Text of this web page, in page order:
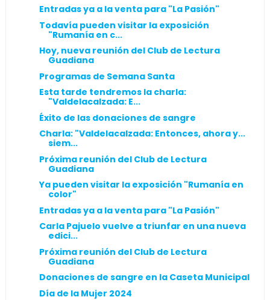
Entradas ya a la venta para "La Pasión"
Todavía pueden visitar la exposición
"Rumanía en c...
Hoy, nueva reunión del Club de Lectura
Guadiana
Programas de Semana Santa
Esta tarde tendremos la charla:
"Valdelacalzada: E...
Éxito de las donaciones de sangre
Charla: "Valdelacalzada: Entonces, ahora y...
siem...
Próxima reunión del Club de Lectura
Guadiana
Ya pueden visitar la exposición "Rumanía en
color"
Entradas ya a la venta para "La Pasión"
Carla Pajuelo vuelve a triunfar en una nueva
edici...
Próxima reunión del Club de Lectura
Guadiana
Donaciones de sangre en la Caseta Municipal
Día de la Mujer 2024